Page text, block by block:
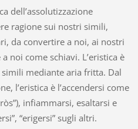
dell’assolutizzazione
ragione sui nostri simili,
da convertire a noi, ai nostri
noi come schiavi. L’eristica è
simili mediante aria fritta. Dal
l’eristica è l’accendersi come
infiammarsi, esaltarsi e
“erigersi” sugli altri.